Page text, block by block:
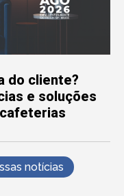
do cliente?
e soluções
notícias